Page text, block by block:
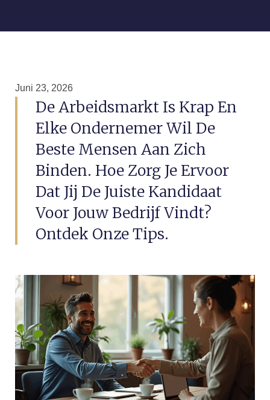
Juni 23, 2026
De Arbeidsmarkt Is Krap En
Elke Ondernemer Wil De
Beste Mensen Aan Zich
Binden. Hoe Zorg Je Ervoor
Dat Jij De Juiste Kandidaat
Voor Jouw Bedrijf Vindt?
Ontdek Onze Tips.